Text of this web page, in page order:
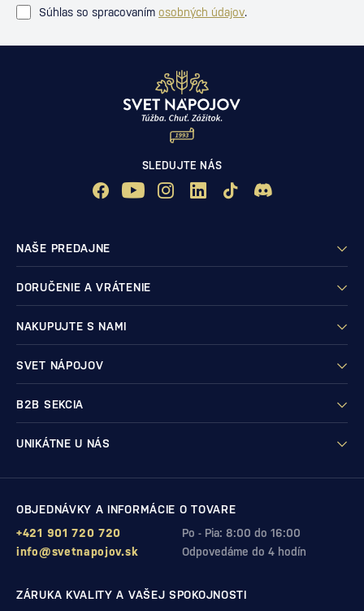
Súhlas so spracovaním osobných údajov.
SLEDUJTE NÁS
NAŠE PREDAJNE
DORUČENIE A VRÁTENIE
NAKUPUJTE S NAMI
SVET NÁPOJOV
B2B SEKCIA
UNIKÁTNE U NÁS
OBJEDNÁVKY A INFORMÁCIE O TOVARE
Po - Pia: 8:00 do 16:00
+421 901 720 720
Odpovedáme do 4 hodín
info@svetnapojov.sk
ZÁRUKA KVALITY A VAŠEJ SPOKOJNOSTI